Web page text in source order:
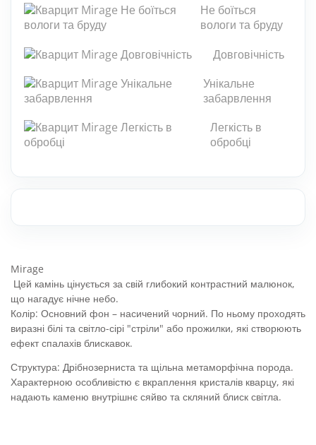
Кам'яна плитка
Підлоги і стіни з каменю
Стільниці з каменю
Натуральний камінь для басейнів
РУС
Не боїться
вологи та бруду
Довговічність
Унікальне
забарвлення
Легкість в
обробці
Mirage
Цей камінь цінується за свій глибокий контрастний малюнок,
що нагадує нічне небо.
Колір: Основний фон – насичений чорний. По ньому проходять
виразні білі та світло-сірі "стріли" або прожилки, які створюють
ефект спалахів блискавок.
Структура: Дрібнозерниста та щільна метаморфічна порода.
Характерною особливістю є вкраплення кристалів кварцу, які
надають каменю внутрішнє сяйво та скляний блиск світла.